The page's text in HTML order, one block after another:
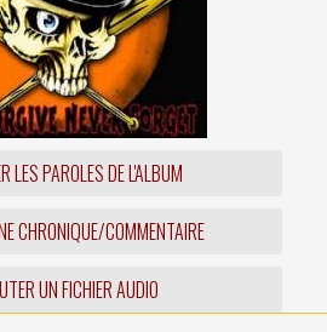
LES PAROLES DE L'ALBUM
CHRONIQUE/COMMENTAIRE
UN FICHIER AUDIO